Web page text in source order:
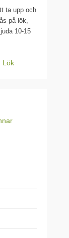
ta upp och
på lök,
10-15
Lök